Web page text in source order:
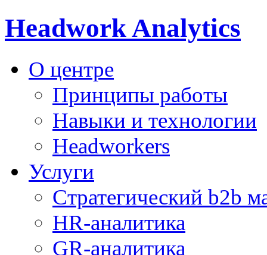
Headwork Analytics
О центре
Принципы работы
Навыки и технологии
Headworkers
Услуги
Стратегический b2b
HR-аналитика
GR-аналитика